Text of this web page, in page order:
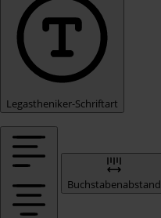
Legastheniker-Schriftart
Buchstabenabstand